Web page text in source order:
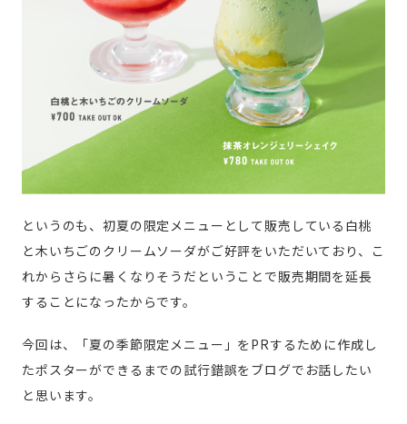
というのも、初夏の限定メニューとして販売している白桃
と木いちごのクリームソーダがご好評をいただいており、こ
れからさらに暑くなりそうだということで販売期間を延長
することになったからです。
今回は、「夏の季節限定メニュー」をPRするために作成し
たポスターができるまでの試行錯誤をブログでお話したい
と思います。